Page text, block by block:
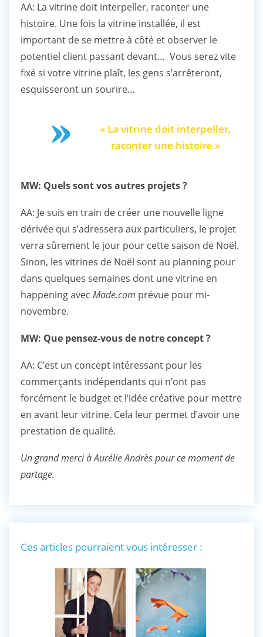
AA: La vitrine doit interpeller, raconter une
histoire. Une fois la vitrine installée, il est
important de se mettre à côté et observer le
potentiel client passant devant… Vous serez vite
fixé si votre vitrine plaît, les gens s’arrêteront,
esquisseront un sourire…
« La vitrine doit interpeller,
raconter une histoire »
MW: Quels sont vos autres projets ?
AA: Je suis en train de créer une nouvelle ligne
dérivée qui s’adressera aux particuliers, le projet
verra sûrement le jour pour cette saison de Noël.
Sinon, les vitrines de Noël sont au planning pour
dans quelques semaines dont une vitrine en
happening avec Made.com prévue pour mi-
novembre.
MW: Que pensez-vous de notre concept ?
AA: C’est un concept intéressant pour les
commerçants indépendants qui n’ont pas
forcément le budget et l’idée créative pour mettre
en avant leur vitrine. Cela leur permet d’avoir une
prestation de qualité.
Un grand merci à Aurélie Andrès pour ce moment de
partage.
Ces articles pourraient vous intéresser :